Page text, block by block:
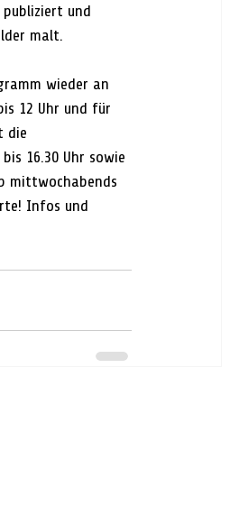
und
malt.
wieder an
12 Uhr und für
die
16.30 Uhr sowie
mittwochabends
Infos und